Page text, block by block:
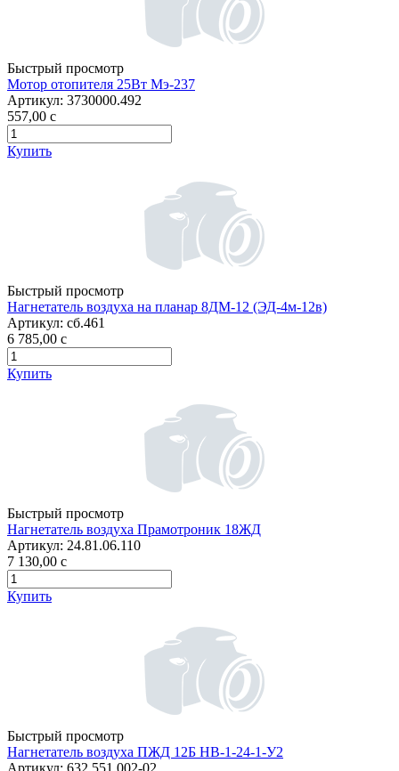
Быстрый просмотр
Мотор отопителя 25Вт Мэ-237
Артикул: 3730000.492
557,00 c
Купить
Быстрый просмотр
Нагнетатель воздуха на планар 8ДМ-12 (ЭД-4м-12в)
Артикул: сб.461
6 785,00 c
Купить
Быстрый просмотр
Нагнетатель воздуха Прамотроник 18ЖД
Артикул: 24.81.06.110
7 130,00 c
Купить
Быстрый просмотр
Нагнетатель воздуха ПЖД 12Б НВ-1-24-1-У2